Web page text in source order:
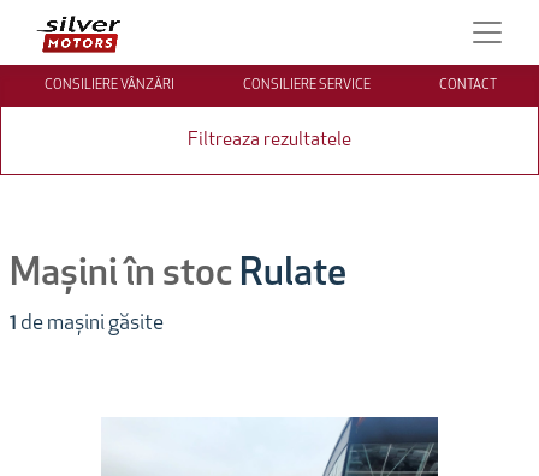
CONSILIERE VÂNZĂRI CONSILIERE SERVICE CONTACT
Filtreaza rezultatele
Mașini în stoc Rulate
1 de mașini găsite